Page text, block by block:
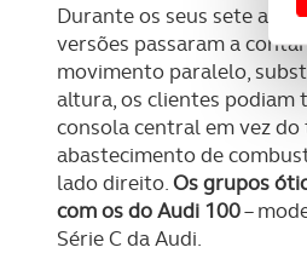
Durante os seus sete
versões passaram a
movimento paralelo,
altura, os clientes podiam
consola central em vez
abastecimento de
lado direito.Os grupos
com os do Audi 100–
Série C da Audi.